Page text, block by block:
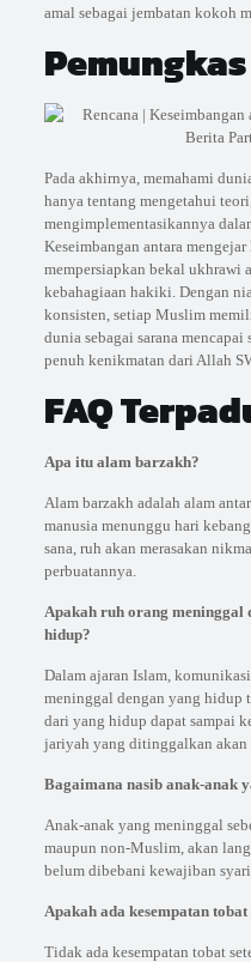
amal sebagai jembatan kokoh
Pemungkas
Pada akhirnya, memahami
hanya tentang mengetahui
mengimplementasikannya
Keseimbangan antara
mempersiapkan bekal ukhrawi
kebahagiaan hakiki. Dengan
konsisten, setiap Muslim
dunia sebagai sarana
penuh kenikmatan dari Allah
FAQ
Apa itu alam barzakh?
Alam barzakh adalah alam
manusia menunggu hari
sana, ruh akan merasakan
perbuatannya.
Apakah ruh orang meninggal
hidup?
Dalam ajaran Islam,
meninggal dengan yang hidup
dari yang hidup dapat sampai
jariyah yang ditinggalkan akan
Bagaimana nasib anak-anak
Anak-anak yang meninggal
maupun non-Muslim, akan
belum dibebani kewajiban
Apakah ada kesempatan
Tidak ada kesempatan tobat